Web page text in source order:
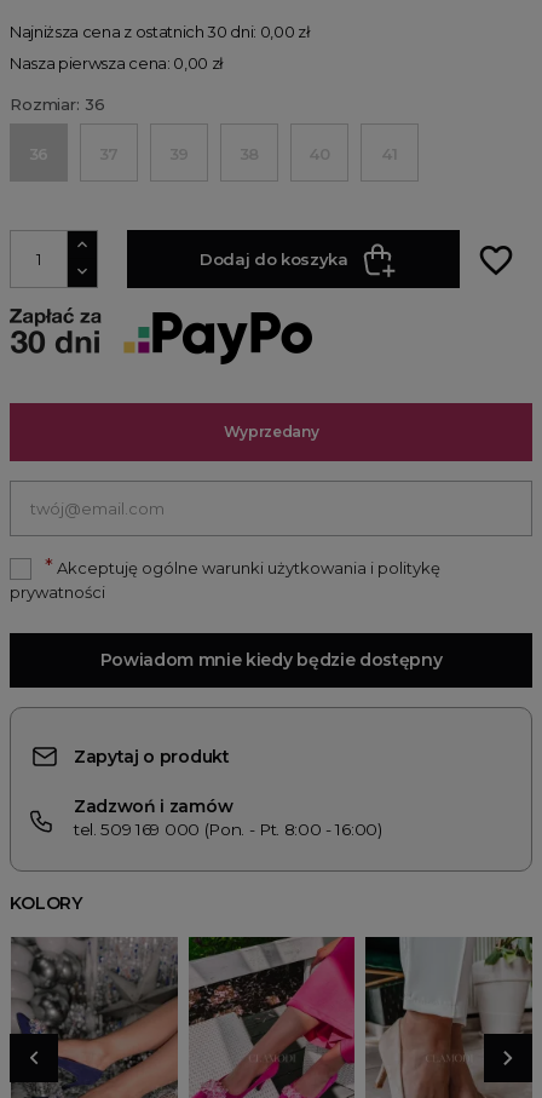
Najniższa cena z ostatnich 30 dni: 0,00 zł
Nasza pierwsza cena: 0,00 zł
Rozmiar: 36
36 37 39 38 40 41
Dodaj do koszyka favorite_border
Wyprzedany
* Akceptuję ogólne warunki użytkowania i politykę
prywatności
Powiadom mnie kiedy będzie dostępny
Zapytaj o produkt
Zadzwoń i zamów
tel. 509 169 000 (Pon. - Pt. 8:00 - 16:00)
KOLORY